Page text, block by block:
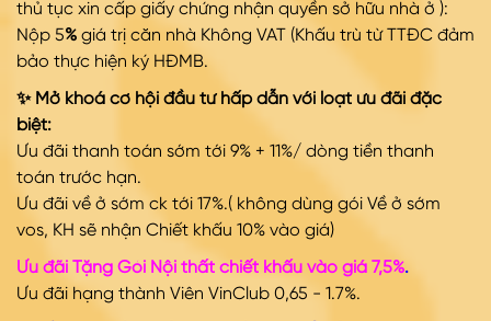
thủ tục xin cấp giấy chứng nhận quyền sở hữu nhà ở ):
Nộp 5% giá trị căn nhà Không VAT (Khấu trù từ TTĐC đảm
bảo thực hiện ký HĐMB.
✨ Mở khoá cơ hội đầu tư hấp dẫn với loạt ưu đãi đặc
biệt:
Ưu đãi thanh toán sớm tới 9% + 11%/ dòng tiền thanh
toán trước hạn.
Ưu đãi về ở sớm ck tới 17%.( không dùng gói Về ở sớm
vos, KH sẽ nhận Chiết khấu 10% vào giá)
Ưu đãi Tặng Gói Nội thất chiết khấu vào giá 7,5%.
Ưu đãi hạng thành Viên VinClub 0,65 - 1.7%.